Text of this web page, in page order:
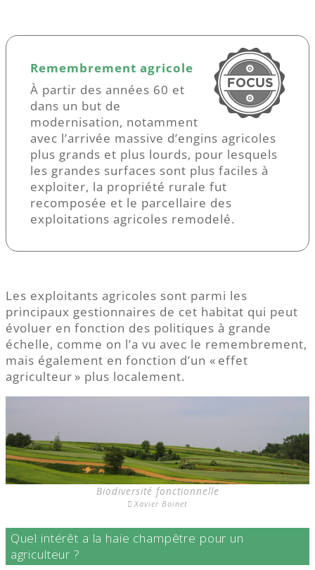
Remembrement agricole
À partir des années 60 et
dans un but de
modernisation, notamment
avec l’arrivée massive d’engins agricoles
plus grands et plus lourds, pour lesquels
les grandes surfaces sont plus faciles à
exploiter, la propriété rurale fut
recomposée et le parcellaire des
exploitations agricoles remodelé.
Les exploitants agricoles sont parmi les
principaux gestionnaires de cet habitat qui peut
évoluer en fonction des politiques à grande
échelle, comme on l’a vu avec le remembrement,
mais également en fonction d’un « effet
agriculteur » plus localement.
Biodiversité fonctionnelle
Xavier Boinet
Quel intérêt a la haie champêtre pour un
agriculteur ?